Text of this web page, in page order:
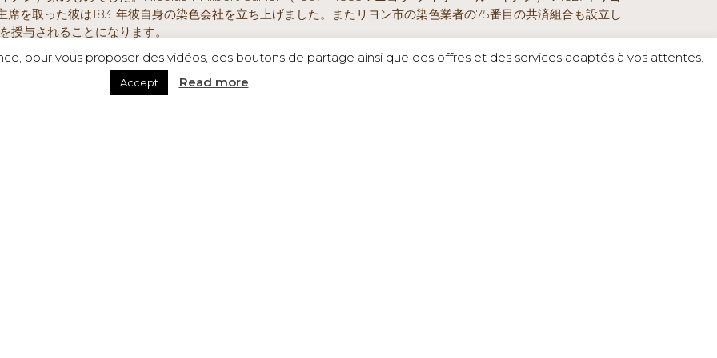
を取った彼は1831年彼自身の染色会社を立ち上げました。またリヨン市の染色業者の75番目の共済組合も設立し
授与されることになります。
pour vous proposer des vidéos, des boutons de partage ainsi que des offres et des services adaptés à vos attentes.
Accept Read more